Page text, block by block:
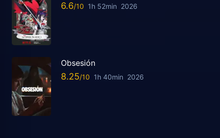
6.6 1h 52min 2026
Obsesión
8.25 1h 40min 2026